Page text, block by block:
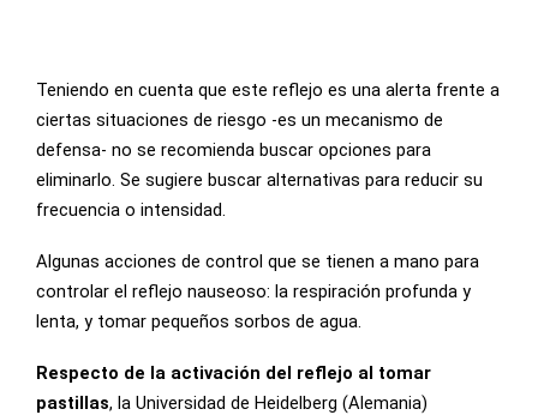
Teniendo en cuenta que este reflejo es una alerta frente a
ciertas situaciones de riesgo -es un mecanismo de
defensa- no se recomienda buscar opciones para
eliminarlo. Se sugiere buscar alternativas para reducir su
frecuencia o intensidad.
Algunas acciones de control que se tienen a mano para
controlar el reflejo nauseoso: la respiración profunda y
lenta, y tomar pequeños sorbos de agua.
Respecto de la activación del reflejo al tomar
pastillas, la Universidad de Heidelberg (Alemania)